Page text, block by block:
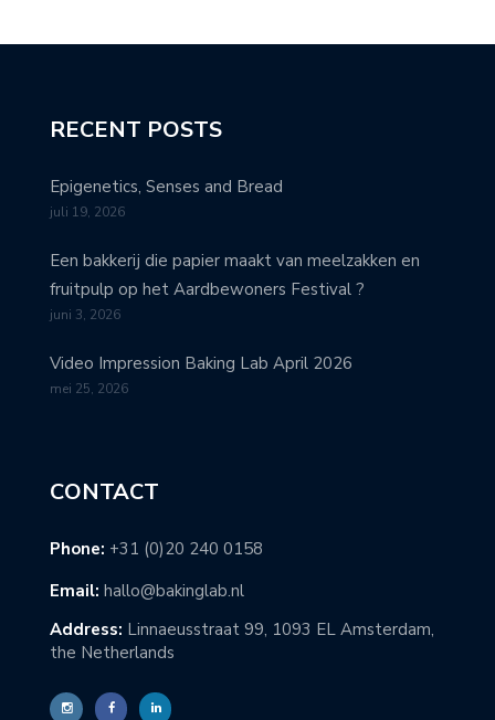
RECENT POSTS
Epigenetics, Senses and Bread
juli 19, 2026
Een bakkerij die papier maakt van meelzakken en
fruitpulp op het Aardbewoners Festival ?
juni 3, 2026
Video Impression Baking Lab April 2026
mei 25, 2026
CONTACT
Phone: +31 (0)20 240 0158
Email: hallo@bakinglab.nl
Address: Linnaeusstraat 99, 1093 EL Amsterdam,
the Netherlands